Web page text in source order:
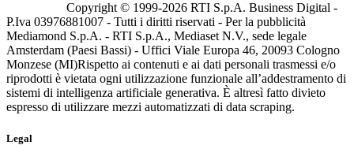
Copyright © 1999-2026 RTI S.p.A. Business Digital -
P.Iva 03976881007 - Tutti i diritti riservati - Per la pubblicità
Mediamond S.p.A. - RTI S.p.A., Mediaset N.V., sede legale
Amsterdam (Paesi Bassi) - Uffici Viale Europa 46, 20093 Cologno
Monzese (MI)Rispetto ai contenuti e ai dati personali trasmessi e/o
riprodotti è vietata ogni utilizzazione funzionale all’addestramento di
sistemi di intelligenza artificiale generativa. È altresì fatto divieto
espresso di utilizzare mezzi automatizzati di data scraping.
Legal